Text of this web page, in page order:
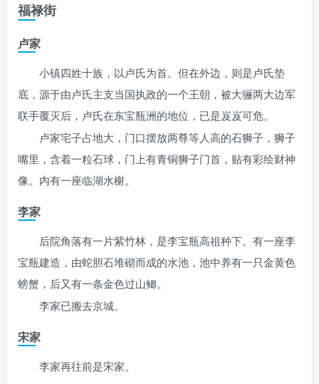
福禄街
卢家
小镇四姓十族，以卢氏为首。但在外边，则是卢氏垫
底，源于由卢氏主支当国执政的一个王朝，被大骊两大边军
联手覆灭后，卢氏在东宝瓶洲的地位，已是岌岌可危。
卢家宅子占地大，门口摆放两尊等人高的石狮子，狮子
嘴里，含着一粒石球，门上有青铜狮子门首，贴有彩绘财神
像。内有一座临湖水榭。
李家
后院角落有一片紫竹林，是李宝瓶高祖种下。有一座李
宝瓶建造，由蛇胆石堆砌而成的水池，池中养有一只金黄色
螃蟹，后又有一条金色过山鲫。
李家已搬去京城。
宋家
李家再往前是宋家。